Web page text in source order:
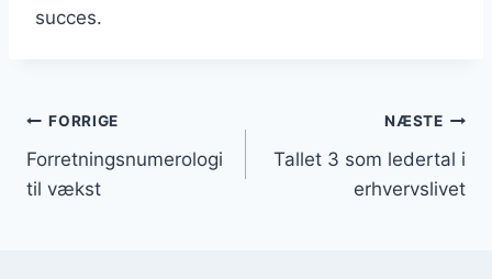
succes.
Indlægsnavigation
FORRIGE
Forretningsnumerologi
til vækst
NÆSTE
Tallet 3 som ledertal i
erhvervslivet